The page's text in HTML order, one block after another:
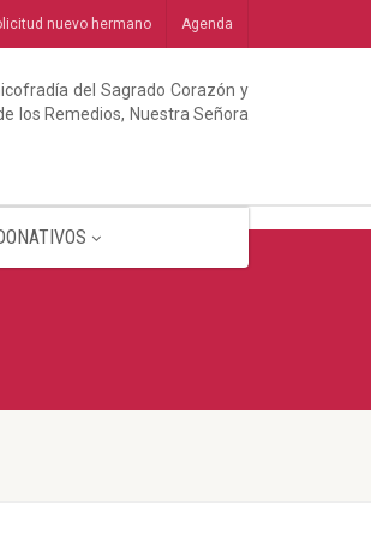
nuevo hermano Agenda
del Sagrado Corazón y
los Remedios, Nuestra Señora